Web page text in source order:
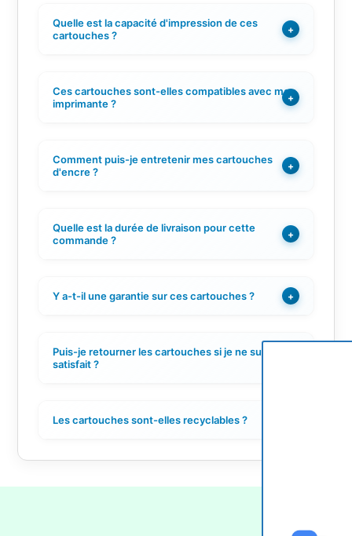
Quelle est la capacité d'impression de ces
cartouches ?
+
Ces cartouches sont-elles compatibles avec mon
imprimante ?
+
Comment puis-je entretenir mes cartouches
d'encre ?
+
Quelle est la durée de livraison pour cette
commande ?
+
Y a-t-il une garantie sur ces cartouches ? +
Puis-je retourner les cartouches si je ne suis pas
satisfait ?
Les cartouches sont-elles recyclables ?